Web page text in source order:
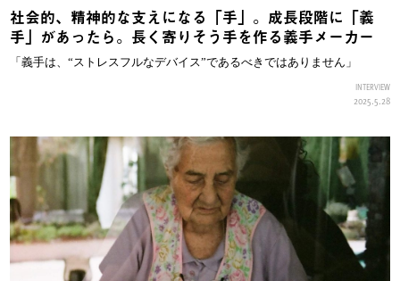
社会的、精神的な支えになる「手」。成長段階に「義
手」があったら。長く寄りそう手を作る義手メーカー
「義手は、“ストレスフルなデバイス”であるべきではありません」
INTERVIEW
2025.5.28